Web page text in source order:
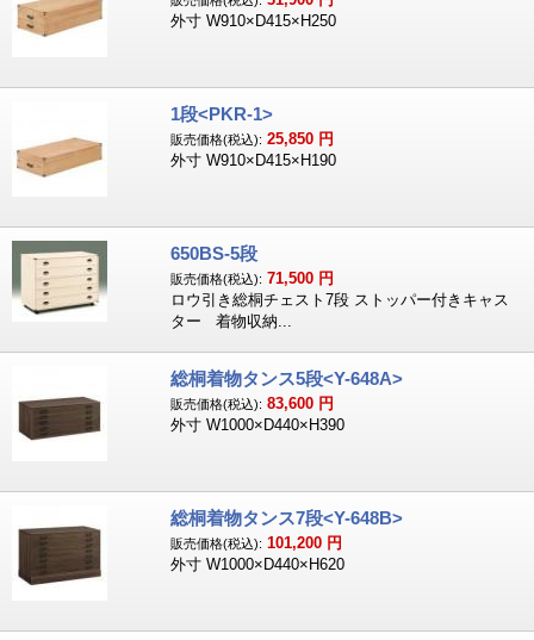
外寸 W910×D415×H250
1段<PKR-1>
販売価格(税込): 25,850 円
外寸 W910×D415×H190
650BS-5段
販売価格(税込): 71,500 円
ロウ引き総桐チェスト7段 ストッパー付きキャス
ター 着物収納...
総桐着物タンス5段<Y-648A>
販売価格(税込): 83,600 円
外寸 W1000×D440×H390
総桐着物タンス7段<Y-648B>
販売価格(税込): 101,200 円
外寸 W1000×D440×H620